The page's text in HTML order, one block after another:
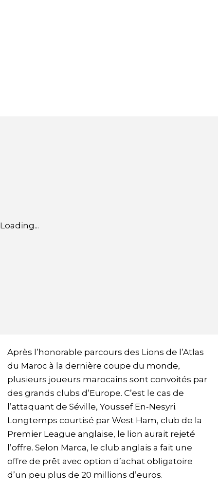
Loading...
Après l’honorable parcours des Lions de l’Atlas
du Maroc à la dernière coupe du monde,
plusieurs joueurs marocains sont convoités par
des grands clubs d’Europe. C’est le cas de
l’attaquant de Séville, Youssef En-Nesyri.
Longtemps courtisé par West Ham, club de la
Premier League anglaise, le lion aurait rejeté
l’offre. Selon Marca, le club anglais a fait une
offre de prêt avec option d’achat obligatoire
d’un peu plus de 20 millions d’euros.